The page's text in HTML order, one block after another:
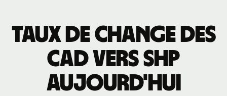
Taux de change des
CAD vers SHP
aujourd'hui